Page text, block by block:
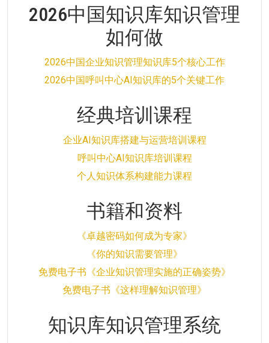
2026中国知识库知识管理
如何做
2026中国企业知识管理知识库5个核心工作
2026中国呼叫中心AI知识库的5个关键工作
经典培训课程
企业AI知识库搭建与运营培训课程
呼叫中心AI知识库培训课程
个人知识体系构建能力课程
书籍和资料
《卓越密码如何成为专家》
《你的知识需要管理》
免费电子书《企业知识管理实施的正确姿势》
免费电子书《这样理解知识管理》
知识库知识管理系统